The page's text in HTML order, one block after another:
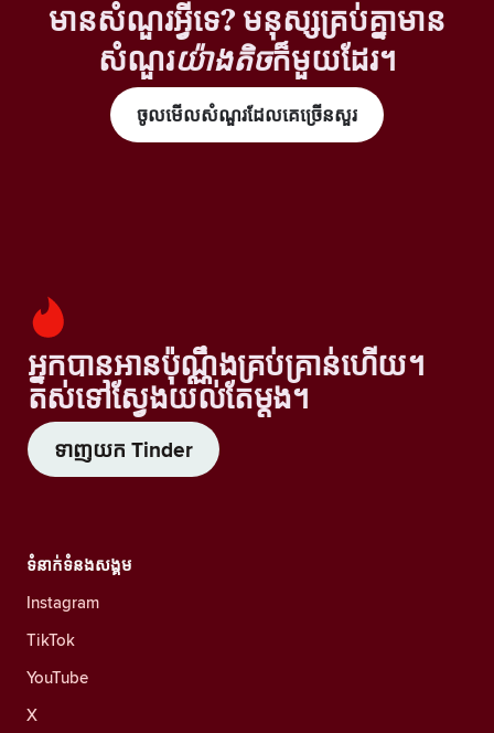
មានសំណួរអ្វីទេ? មនុស្សគ្រប់គ្នាមាន
សំណួរយ៉ាងតិចក៏មួយដែរ។
ចូលមើលសំណួរដែលគេច្រើនសួរ
អ្នកបានអានប៉ុណ្ណឹងគ្រប់គ្រាន់ហើយ។
តស់ទៅស្វែងយល់តែម្តង។
ទាញយក Tinder
ទំនាក់ទំនងសង្គម
Instagram
TikTok
YouTube
X